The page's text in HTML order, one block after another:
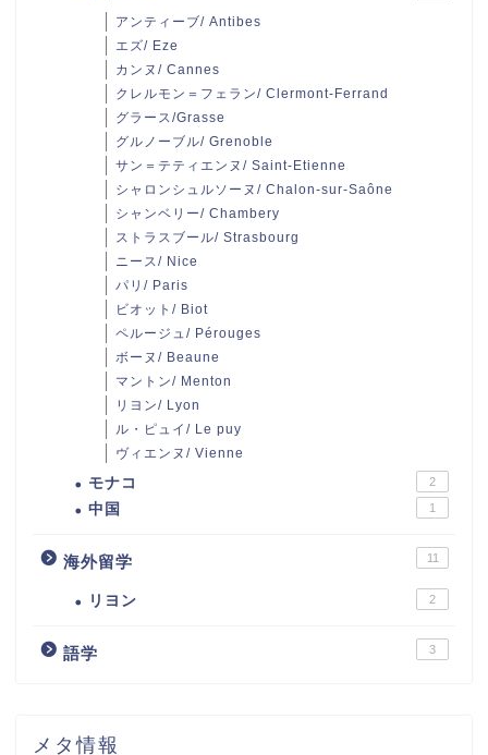
アンティーブ/ Antibes
エズ/ Eze
カンヌ/ Cannes
クレルモン＝フェラン/ Clermont-Ferrand
グラース/Grasse
グルノーブル/ Grenoble
サン＝テティエンヌ/ Saint-Etienne
シャロンシュルソーヌ/ Chalon-sur-Saône
シャンベリー/ Chambery
ストラスブール/ Strasbourg
ニース/ Nice
パリ/ Paris
ビオット/ Biot
ペルージュ/ Pérouges
ボーヌ/ Beaune
マントン/ Menton
リヨン/ Lyon
ル・ピュイ/ Le puy
ヴィエンヌ/ Vienne
モナコ 2
中国 1
海外留学 11
リヨン 2
語学 3
メタ情報